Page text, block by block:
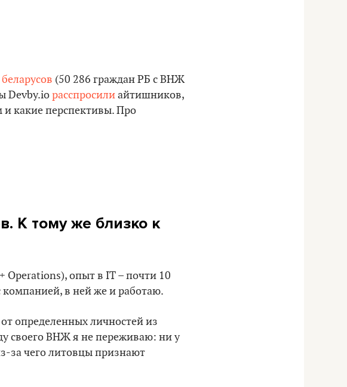
(50 286 граждан РБ с ВНЖ
Devby.ioрасспросилиайтишников,
какие перспективы. Про
К тому же близко к
Operations), опыт в IT – почти 10
компанией, в ней же и работаю.
определенных личностей из
своего ВНЖ я не переживаю: ни у
за чего литовцы признают